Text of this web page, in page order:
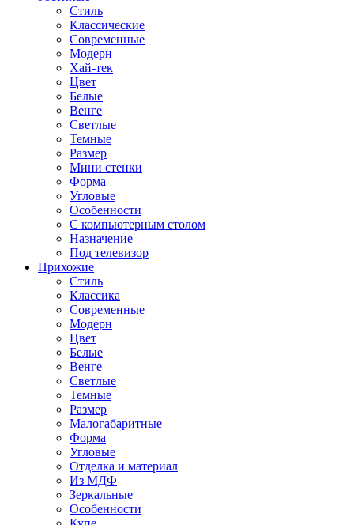
Стиль
Классические
Современные
Модерн
Хай-тек
Цвет
Белые
Венге
Светлые
Темные
Размер
Мини стенки
Форма
Угловые
Особенности
С компьютерным столом
Назначение
Под телевизор
Прихожие
Стиль
Классика
Современные
Модерн
Цвет
Белые
Венге
Светлые
Темные
Размер
Малогабаритные
Форма
Угловые
Отделка и материал
Из МДФ
Зеркальные
Особенности